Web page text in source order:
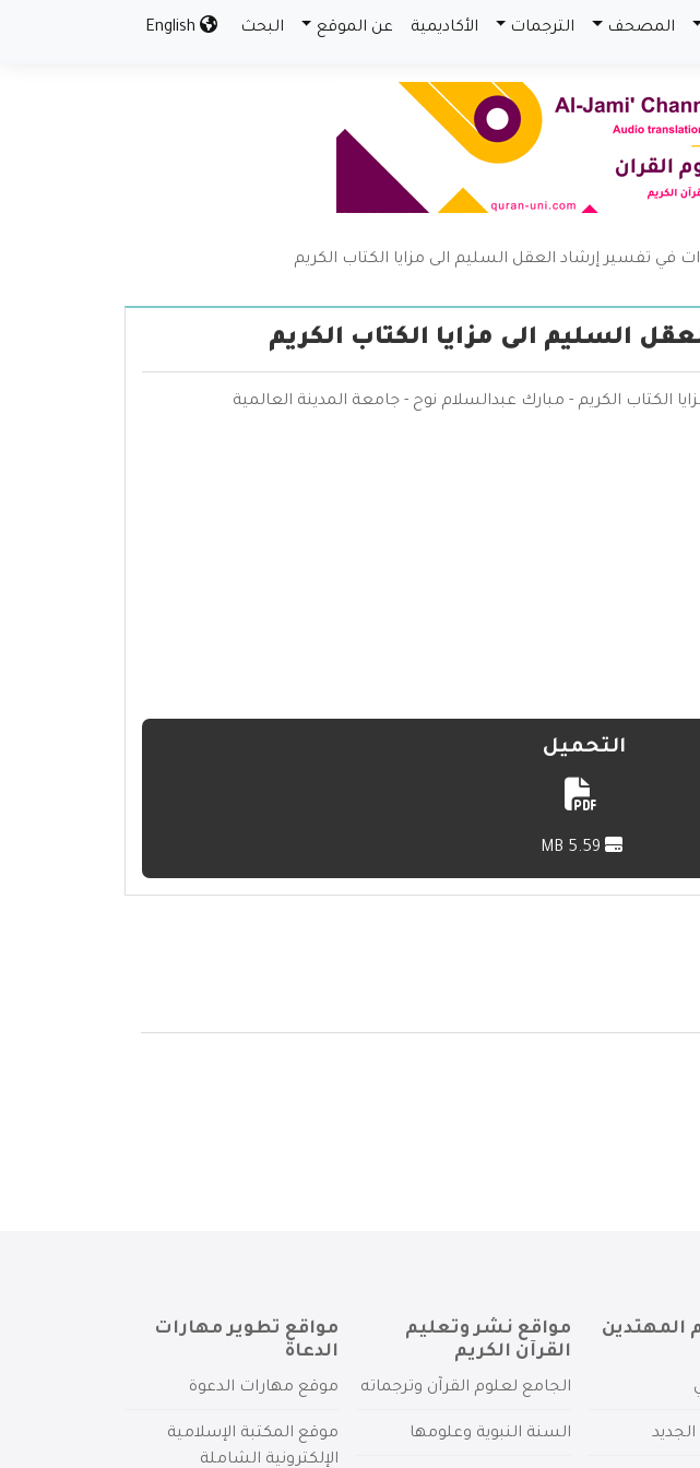
المصحف الترجمات الأكاديمية عن الموقع البحث
في تفسير إرشاد العقل السليم الى مزايا الكتاب الكريم
السليم الى مزايا الكتاب الكريم
الكتاب الكريم - مبارك عبدالسلام نوح - جامعة المدينة العالمية
التحميل
المهتدين
مواقع نشر وتعليم
القرآن الكريم
الجامع لعلوم القرآن وترجماته
السنة النبوية وعلومها
مواقع تطوير مهارات
الدعاة
موقع مهارات الدعوة
موقع المكتبة الإسلامية
الإلكترونية الشاملة